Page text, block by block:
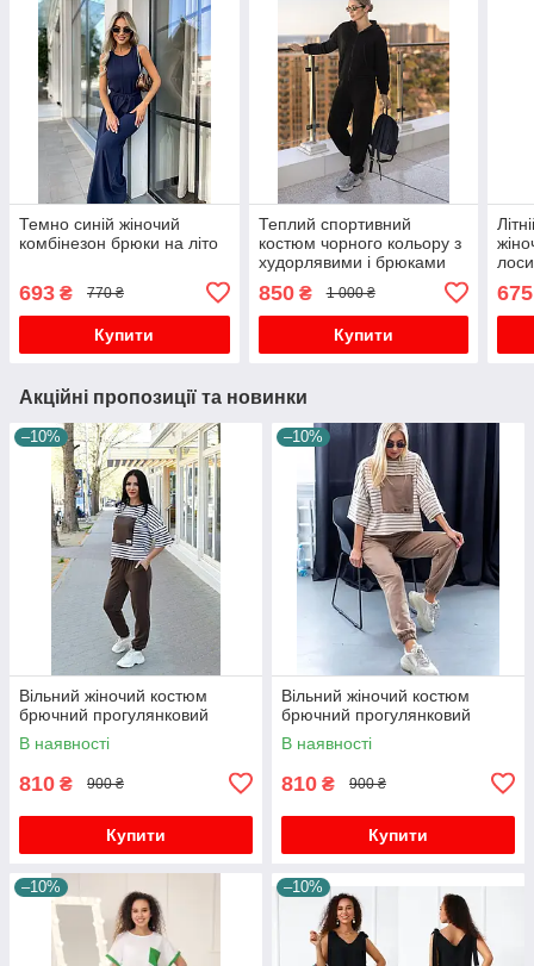
Темно синій жіночий
комбінезон брюки на літо
693 ₴ 770 ₴
Купити
Теплий спортивний
костюм чорного кольору з
худорлявими і брюками
850₴ 1 000 ₴
Купити
675
Акційні пропозиції та новинки
–10%
Вільний жіночий костюм
брючний прогулянковий
В наявності
810 ₴ 900 ₴
Купити
–10%
Вільний жіночий костюм
брючний прогулянковий
В наявності
810 ₴ 900 ₴
Купити
–10% –10%